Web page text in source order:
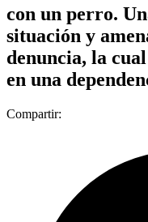
con un perro.
situación y
denuncia, la
en una
Compartir: